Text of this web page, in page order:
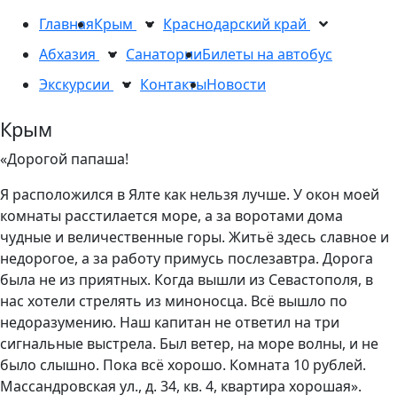
ГлавнаяКрым
Краснодарский край
Абхазия
СанаторииБилеты на автобус
Экскурсии
КонтактыНовости
Крым
«Дорогой папаша!
Я расположился в Ялте как нельзя лучше. У окон моей
комнаты расстилается море, а за воротами дома
чудные и величественные горы. Житьё здесь славное и
недорогое, а за работу примусь послезавтра. Дорога
была не из приятных. Когда вышли из Севастополя, в
нас хотели стрелять из миноносца. Всё вышло по
недоразумению. Наш капитан не ответил на три
сигнальные выстрела. Был ветер, на море волны, и не
было слышно. Пока всё хорошо. Комната 10 рублей.
Массандровская ул., д. 34, кв. 4, квартира хорошая».